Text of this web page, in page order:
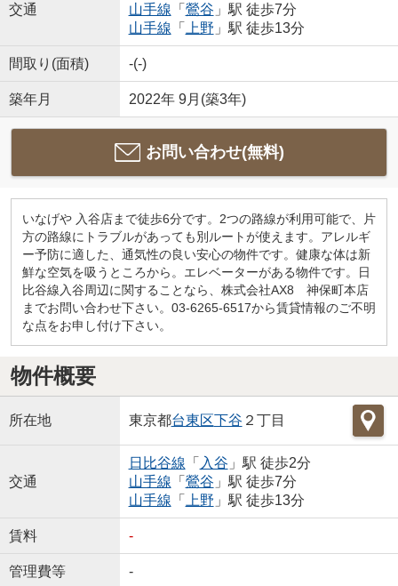
交通
山手線 「 鶯谷 」駅 徒歩7分
山手線 「 上野 」駅 徒歩13分
間取り(面積) -(-)
築年月 2022年 9月(築3年)
お問い合わせ(無料)
いなげや 入谷店まで徒歩6分です。2つの路線が利用可能で、片
方の路線にトラブルがあっても別ルートが使えます。アレルギ
ー予防に適した、通気性の良い安心の物件です。健康な体は新
鮮な空気を吸うところから。エレベーターがある物件です。日
比谷線入谷周辺に関することなら、株式会社AX8 神保町本店
までお問い合わせ下さい。03-6265-6517から賃貸情報のご不明
な点をお申し付け下さい。
物件概要
所在地 東京都台東区下谷 ２丁目
交通
日比谷線 「 入谷 」駅 徒歩2分
山手線 「 鶯谷 」駅 徒歩7分
山手線 「 上野 」駅 徒歩13分
賃料 -
管理費等 -